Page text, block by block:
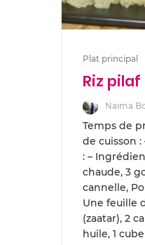
Plat principal
Riz
Naima
Temps de
de cuisson
: –
chaude, 3
cannelle,
Une feuille
(zaatar), 2
huile, 1